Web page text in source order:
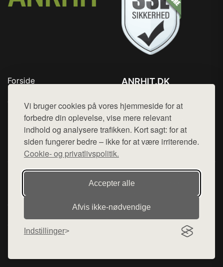
Vi bruger cookies på vores hjemmeside for at
forbedre din oplevelse, vise mere relevant
indhold og analysere trafikken. Kort sagt: for at
siden fungerer bedre – ikke for at være irriterende.
Cookie- og privatlivspolitik.
Accepter alle
Afvis ikke‑nødvendige
Indstillinger
Forside
Top Rabatter
Blog
Kontakt
ANRHIT.DK
Mail: hej@want.dk
Cookie- og privatlivspolitik
Denne side er en del af want.dk, der udgiver en række
hjemmesider med præsentation af forskellige produkter fra
diverse webshops. Der sælges ikke varer fra denne side - vi
henviser til de shops, som sælger varen. Vi har heller ikke
varerne på lager.